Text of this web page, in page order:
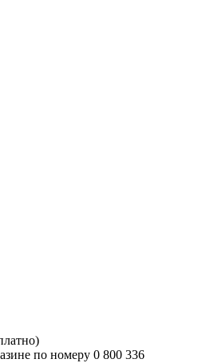
по номеру 0 800 336